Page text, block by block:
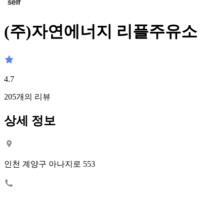
(주)자연에너지 리플주유소
4.7
205개의 리뷰
상세 정보
인천 계양구 아나지로 553